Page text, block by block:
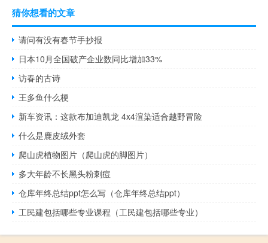
猜你想看的文章
请问有没有春节手抄报
日本10月全国破产企业数同比增加33%
访春的古诗
王多鱼什么梗
新车资讯：这款布加迪凯龙 4x4渲染适合越野冒险
什么是鹿皮绒外套
爬山虎植物图片（爬山虎的脚图片）
多大年龄不长黑头粉刺痘
仓库年终总结ppt怎么写（仓库年终总结ppt）
工民建包括哪些专业课程（工民建包括哪些专业）